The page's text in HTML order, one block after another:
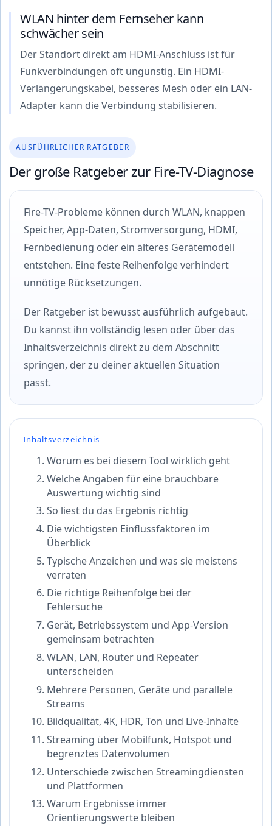
WLAN hinter dem Fernseher kann
schwächer sein
Der Standort direkt am HDMI-Anschluss ist für
Funkverbindungen oft ungünstig. Ein HDMI-
Verlängerungskabel, besseres Mesh oder ein LAN-
Adapter kann die Verbindung stabilisieren.
AUSFÜHRLICHER RATGEBER
Der große Ratgeber zur Fire-TV-Diagnose
Fire-TV-Probleme können durch WLAN, knappen
Speicher, App-Daten, Stromversorgung, HDMI,
Fernbedienung oder ein älteres Gerätemodell
entstehen. Eine feste Reihenfolge verhindert
unnötige Rücksetzungen.
Der Ratgeber ist bewusst ausführlich aufgebaut.
Du kannst ihn vollständig lesen oder über das
Inhaltsverzeichnis direkt zu dem Abschnitt
springen, der zu deiner aktuellen Situation
passt.
Inhaltsverzeichnis
Worum es bei diesem Tool wirklich geht
Welche Angaben für eine brauchbare
Auswertung wichtig sind
So liest du das Ergebnis richtig
Die wichtigsten Einflussfaktoren im
Überblick
Typische Anzeichen und was sie meistens
verraten
Die richtige Reihenfolge bei der
Fehlersuche
Gerät, Betriebssystem und App-Version
gemeinsam betrachten
WLAN, LAN, Router und Repeater
unterscheiden
Mehrere Personen, Geräte und parallele
Streams
Bildqualität, 4K, HDR, Ton und Live-Inhalte
Streaming über Mobilfunk, Hotspot und
begrenztes Datenvolumen
Unterschiede zwischen Streamingdiensten
und Plattformen
Warum Ergebnisse immer
Orientierungswerte bleiben